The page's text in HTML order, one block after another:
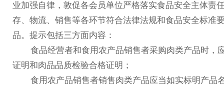
业加强自律，敦促各会员单位严格落实食品安全主体责
存、物流、销售等各环节符合法律法规和食品安全标准
品。提示包括三方面内容：
食品经营者和食用农产品销售者采购肉类产品时，
证明和肉品品质检验合格证明；
食用农产品销售者销售肉类产品应当如实标明产品